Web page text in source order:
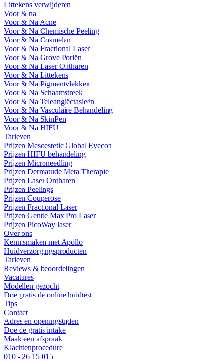
Littekens verwijderen
Voor & na
Voor & Na Acne
Voor & Na Chemische Peeling
Voor & Na Cosmelan
Voor & Na Fractional Laser
Voor & Na Grove Poriën
Voor & Na Laser Ontharen
Voor & Na Littekens
Voor & Na Pigmentvlekken
Voor & Na Schaamstreek
Voor & Na Teleangiëctasieën
Voor & Na Vasculaire Behandeling
Voor & Na SkinPen
Voor & Na HIFU
Tarieven
Prijzen Mesoestetic Global Eyecon
Prijzen HIFU behandeling
Prijzen Microneedling
Prijzen Dermatude Meta Therapie
Prijzen Laser Ontharen
Prijzen Peelings
Prijzen Couperose
Prijzen Fractional Laser
Prijzen Gentle Max Pro Laser
Prijzen PicoWay laser
Over ons
Kennismaken met Apollo
Huidverzorgingsproducten
Tarieven
Reviews & beoordelingen
Vacatures
Modellen gezocht
Doe gratis de online huidtest
Tips
Contact
Adres en openingstijden
Doe de gratis intake
Maak een afspraak
Klachtenprocedure
010 - 26 15 015